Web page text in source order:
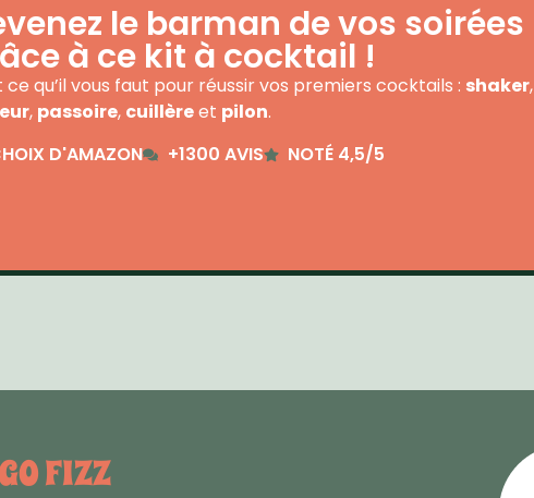
le barman de vos soirées
à ce kit à cocktail !
ce qu’il vous faut pour réussir vos premiers cocktails : shaker,
, passoire, cuillèreet pilon.
D'AMAZON
+1300 AVIS NOTÉ 4,5/5
FIZZ